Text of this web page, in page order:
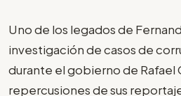
Uno de los legados de
investigación de casos de
durante el gobierno de Rafael
repercusiones de sus